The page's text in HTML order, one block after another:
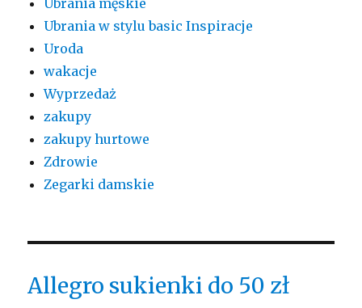
Ubrania w stylu basic Inspiracje
Uroda
wakacje
Wyprzedaż
zakupy
zakupy hurtowe
Zdrowie
Zegarki damskie
Allegro sukienki do 50 zł